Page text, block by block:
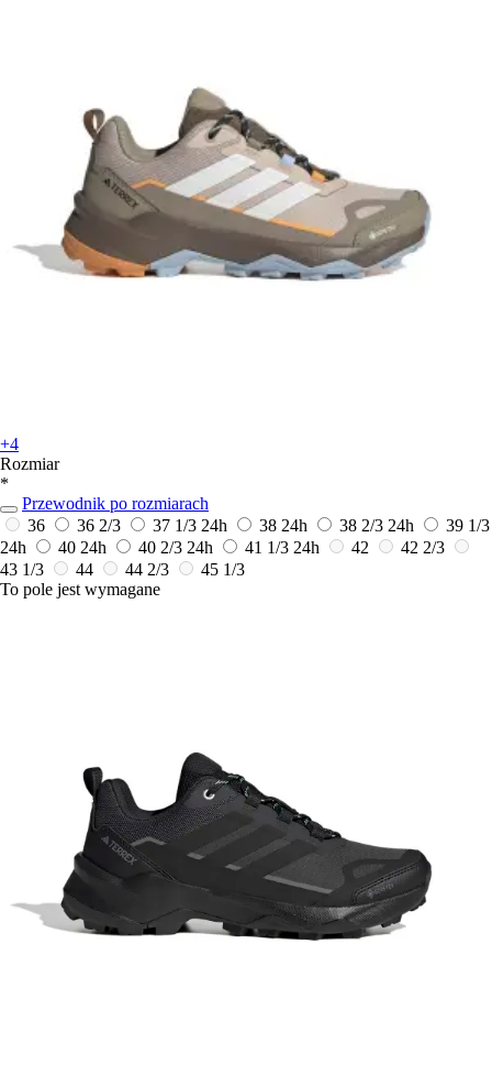
+4
Rozmiar
*
Przewodnik po rozmiarach
36
36 2/3 37 1/3 24h 38 24h 38 2/3 24h
39 1/3
24h
40 24h 40 2/3 24h 41 1/3 24h 42
42 2/3
43 1/3
44 44 2/3
45 1/3
To pole jest wymagane